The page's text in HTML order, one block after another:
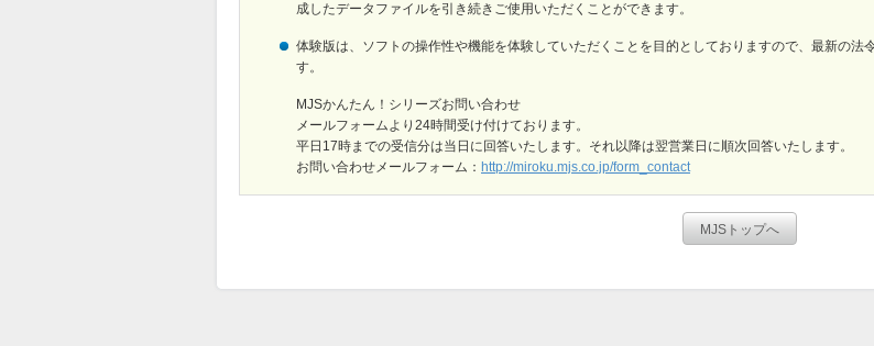
成したデータファイルを引き続きご使用いただくことができます。
体験版は、ソフトの操作性や機能を体験していただくことを目的としておりますので、最新の法
す。
MJSかんたん！シリーズお問い合わせ
メールフォームより24時間受け付けております。
平日17時までの受信分は当日に回答いたします。それ以降は翌営業日に順次回答いたします。
お問い合わせメールフォーム： http://miroku.mjs.co.jp/form_contact